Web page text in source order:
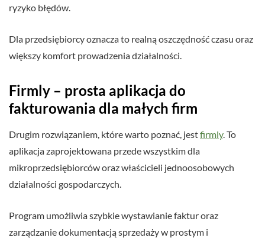
ryzyko błędów.
Dla przedsiębiorcy oznacza to realną oszczędność czasu oraz
większy komfort prowadzenia działalności.
Firmly – prosta aplikacja do
fakturowania dla małych firm
Drugim rozwiązaniem, które warto poznać, jestfirmly. To
aplikacja zaprojektowana przede wszystkim dla
mikroprzedsiębiorców oraz właścicieli jednoosobowych
działalności gospodarczych.
Program umożliwia szybkie wystawianie faktur oraz
zarządzanie dokumentacją sprzedaży w prostym i